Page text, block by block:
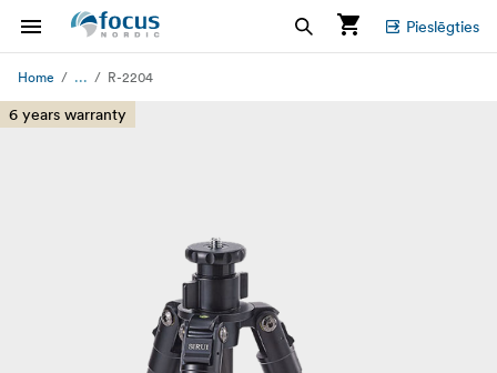
Pieslēgties
Home ... R-2204
6 years warranty